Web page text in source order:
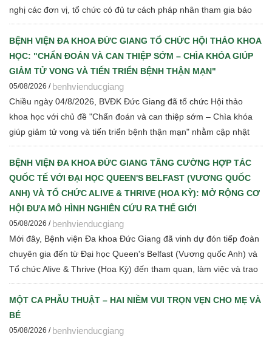
nghị các đơn vị, tổ chức có đủ tư cách pháp nhân tham gia báo
giá cạnh tranh để Bệnh viện thực hiện các bước đấu thầu theo
quy định hiện hành
BỆNH VIỆN ĐA KHOA ĐỨC GIANG TỔ CHỨC HỘI THẢO KHOA
HỌC: "CHẨN ĐOÁN VÀ CAN THIỆP SỚM – CHÌA KHÓA GIÚP
GIẢM TỬ VONG VÀ TIẾN TRIỂN BỆNH THẬN MẠN"
05/08/2026 / benhvienducgiang
Chiều ngày 04/8/2026, BVĐK Đức Giang đã tổ chức Hội thảo
khoa học với chủ đề "Chẩn đoán và can thiệp sớm – Chìa khóa
giúp giảm tử vong và tiến triển bệnh thận mạn" nhằm cập nhật
những tiến bộ mới trong chẩn đoán, điều trị và quản lý bệnh thận
mạn cho đội ngũ cán bộ y tế.
BỆNH VIỆN ĐA KHOA ĐỨC GIANG TĂNG CƯỜNG HỢP TÁC
QUỐC TẾ VỚI ĐẠI HỌC QUEEN'S BELFAST (VƯƠNG QUỐC
ANH) VÀ TỔ CHỨC ALIVE & THRIVE (HOA KỲ): MỞ RỘNG CƠ
HỘI ĐƯA MÔ HÌNH NGHIÊN CỨU RA THẾ GIỚI
05/08/2026 / benhvienducgiang
Mới đây, Bệnh viện Đa khoa Đức Giang đã vinh dự đón tiếp đoàn
chuyên gia đến từ Đại học Queen's Belfast (Vương quốc Anh) và
Tổ chức Alive & Thrive (Hoa Kỳ) đến tham quan, làm việc và trao
đổi chuyên môn về dinh dưỡng bà mẹ - trẻ em, phát triển Ngân
hàng sữa mẹ, vi sinh, phân tích y sinh, đồng thời thảo luận các
định hướng hợp tác nghiên cứu khoa học và chuyển giao tri thức
trong thời gian tới.
MỘT CA PHẪU THUẬT – HAI NIỀM VUI TRỌN VẸN CHO MẸ VÀ
BÉ
05/08/2026 / benhvienducgiang